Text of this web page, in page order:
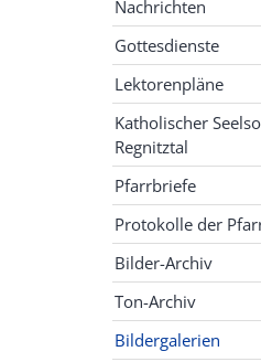
Nachrichten
Gottesdienste
Lektorenpläne
Katholischer
Regnitztal
Pfarrbriefe
Protokolle der
Bilder-Archiv
Ton-Archiv
Bildergalerien